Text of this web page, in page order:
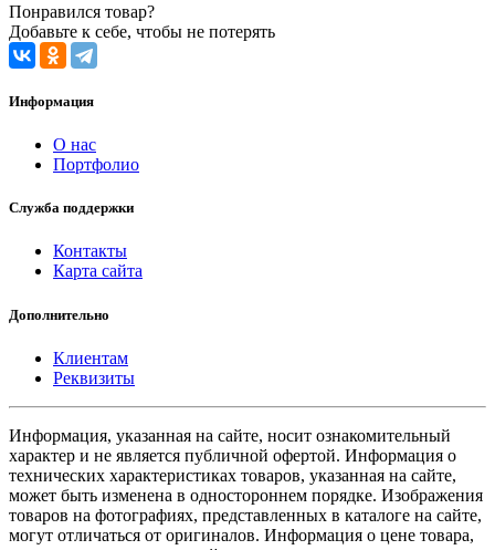
Понравился товар?
Добавьте к себе, чтобы не потерять
Информация
О нас
Портфолио
Служба поддержки
Контакты
Карта сайта
Дополнительно
Клиентам
Реквизиты
Информация, указанная на сайте, носит ознакомительный
характер и не является публичной офертой. Информация о
технических характеристиках товаров, указанная на сайте,
может быть изменена в одностороннем порядке. Изображения
товаров на фотографиях, представленных в каталоге на сайте,
могут отличаться от оригиналов. Информация о цене товара,